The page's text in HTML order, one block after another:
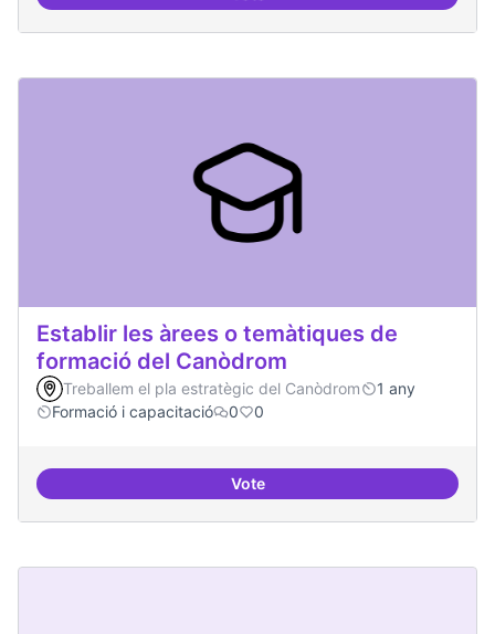
Establir les àrees o temàtiques de
formació del Canòdrom
Treballem el pla estratègic del Canòdrom
1 any
Formació i capacitació
0 0
VoteEstablir les àrees o temàtiques